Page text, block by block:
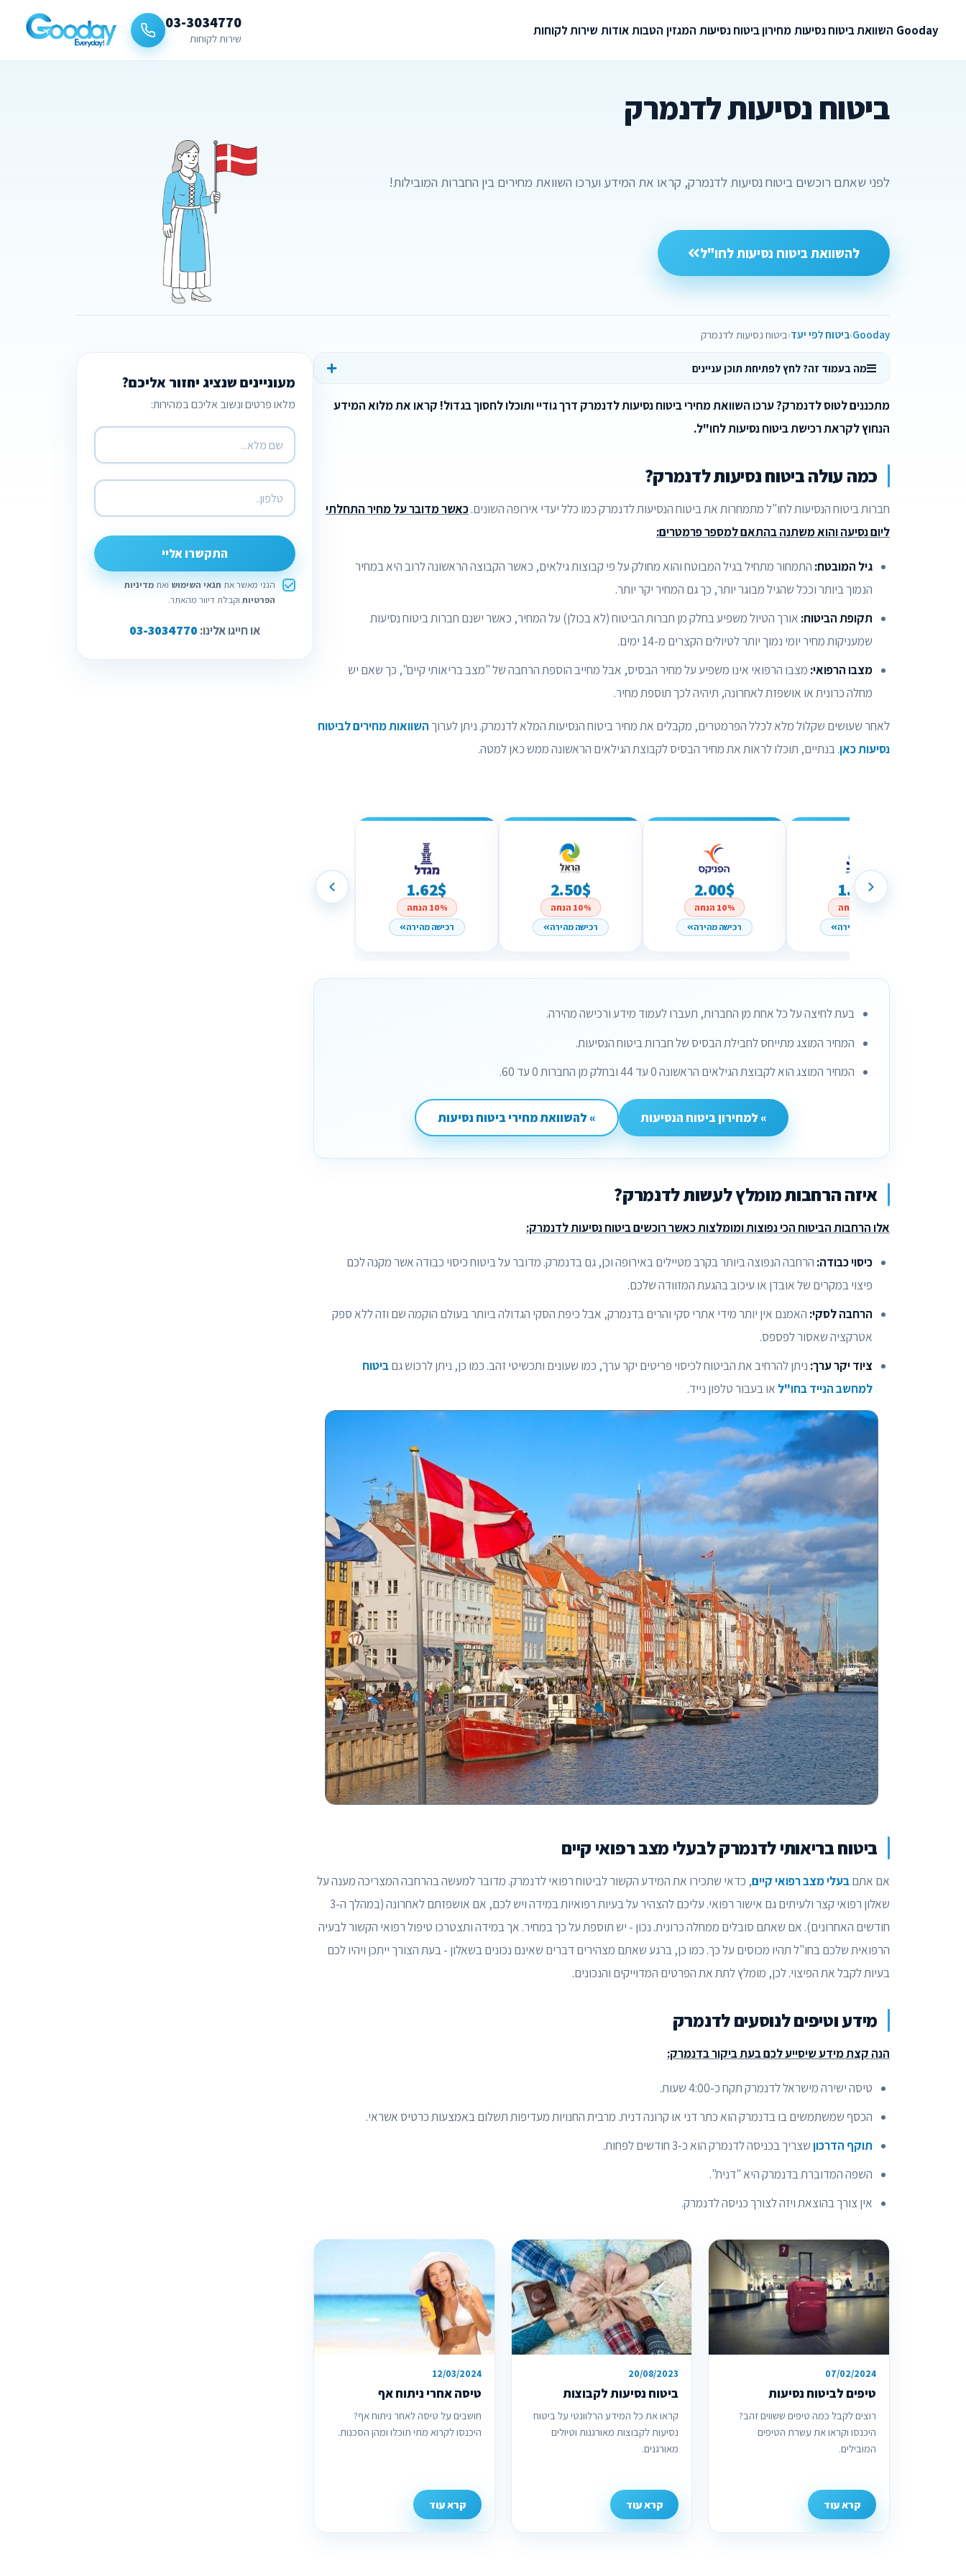
Gooday השוואת ביטוח נסיעותמחירון ביטוח נסיעות המגזין הטבותאודות שירות לקוחות 03-3034770
שירות לקוחות
ביטוח נסיעות לדנמרק
לפני שאתם רוכשים ביטוח נסיעות לדנמרק, קראו את המידע וערכו השוואת מחירים בין החברות המובילות!
להשוואת ביטוח נסיעות לחו"ל
Gooday ביטוח לפי יעד ביטוח נסיעות לדנמרק
מה בעמוד זה? לחץ לפתיחת תוכן עניינים
מתכננים לטוס לדנמרק? ערכו השוואת מחירי ביטוח נסיעות לדנמרק דרך גודיי ותוכלו לחסוך בגדול! קראו את מלוא המידע
הנחוץ לקראת רכישת ביטוח נסיעות לחו"ל.
כמה עולה ביטוח נסיעות לדנמרק?
חברות ביטוח הנסיעות לחו"ל מתמחרות את ביטוח הנסיעות לדנמרק כמו כלל יעדי אירופה השונים.כאשר מדובר על מחיר התחלתי
ליום נסיעה והוא משתנה בהתאם למספר פרמטרים:
גיל המובטח: התמחור מתחיל בגיל המבוטח והוא מחולק על פי קבוצות גילאים, כאשר הקבוצה הראשונה לרוב היא במחיר
הנמוך ביותר וככל שהגיל מבוגר יותר, כך גם המחיר יקר יותר.
תקופת הביטוח: אורך הטיול משפיע בחלק מן חברות הביטוח (לא בכולן) על המחיר, כאשר ישנם חברות ביטוח נסיעות
שמעניקות מחיר יומי נמוך יותר לטיולים הקצרים מ-14 ימים.
מצבו הרפואי: מצבו הרפואי אינו משפיע על מחיר הבסיס, אבל מחייב הוספת הרחבה של "מצב בריאותי קיים", כך שאם יש
מחלה כרונית או אושפזת לאחרונה, תיהיה לכך תוספת מחיר.
לאחר שעושים שקלול מלא לכלל הפרמטרים, מקבלים את מחיר ביטוח הנסיעות המלא לדנמרק. ניתן לערוךהשוואות מחירים לביטוח
נסיעות כאן. בנתיים, תוכלו לראות את מחיר הבסיס לקבוצת הגילאים הראשונה ממש כאן למטה.
1.62$
10% הנחה
רכישה מהירה
2.50$
10% הנחה
רכישה מהירה
2.00$
10% הנחה
רכישה מהירה
1.76$
רכישה מהירה
בעת לחיצה על כל אחת מן החברות, תעברו לעמוד מידע ורכישה מהירה.
המחיר המוצג מתייחס לחבילת הבסיס של חברות ביטוח הנסיעות.
המחיר המוצג הוא לקבוצת הגילאים הראשונה 0 עד 44 ובחלק מן החברות 0 עד 60.
» למחירון ביטוח הנסיעות » להשוואת מחירי ביטוח נסיעות
איזה הרחבות מומלץ לעשות לדנמרק?
אלו הרחבות הביטוח הכי נפוצות ומומלצות כאשר רוכשים ביטוח נסיעות לדנמרק:
כיסוי כבודה: הרחבה הנפוצה ביותר בקרב מטיילים באירופה וכן, גם בדנמרק. מדובר על ביטוח כיסוי כבודה אשר מקנה לכם
פיצוי במקרים של אובדן או עיכוב בהגעת המזוודה שלכם.
הרחבה לסקי: האמנם אין יותר מידי אתרי סקי והרים בדנמרק, אבל כיפת הסקי הגדולה ביותר בעולם הוקמה שם וזה ללא ספק
אטרקציה שאסור לפספס.
ציוד יקר ערך: ניתן להרחיב את הביטוח לכיסוי פריטים יקר ערך, כמו שעונים ותכשיטי זהב. כמו כן, ניתן לרכוש גםביטוח
למחשב הנייד בחו"ל או בעבור טלפון נייד.
ביטוח בריאותי לדנמרק לבעלי מצב רפואי קיים
אם אתםבעלי מצב רפואי קיים, כדאי שתכירו את המידע הקשור לביטוח רפואי לדנמרק. מדובר למעשה בהרחבה המצריכה מענה על
שאלון רפואי קצר ולעיתים גם אישור רפואי. עליכם להצהיר על בעיות רפואיות במידה ויש לכם, אם אושפזתם לאחרונה (במהלך ה-3
חודשים האחרונים). אם שאתם סובלים ממחלה כרונית. נכון - יש תוספת על כך במחיר. אך במידה ותצטרכו טיפול רפואי הקשור לבעיה
הרפואית שלכם בחו"ל תהיו מכוסים על כך. כמו כן, ברגע שאתם מצהירים דברים שאינם נכונים בשאלון - בעת הצורך ייתכן ויהיו לכם
בעיות לקבל את הפיצוי. לכן, מומלץ לתת את הפרטים המדוייקים והנכונים.
מידע וטיפים לנוסעים לדנמרק
הנה קצת מידע שיסייע לכם בעת ביקור בדנמרק:
טיסה ישירה מישראל לדנמרק תקח כ-4:00 שעות.
הכסף שמשתמשים בו בדנמרק הוא כתר דני או קרונה דנית. מרבית החנויות מעדיפות תשלום באמצעות כרטיס אשראי.
תוקף הדרכוןשצריך בכניסה לדנמרק הוא כ-3 חודשים לפחות.
השפה המדוברת בדנמרק היא "דנית".
אין צורך בהוצאת ויזה לצורך כניסה לדנמרק.
07/02/2024
טיפים לביטוח נסיעות
רוצים לקבל כמה טיפים ששווים זהב?
היכנסו וקראו את עשרת הטיפים
המובילים.
קרא עוד
20/08/2023
ביטוח נסיעות לקבוצות
קראו את כל המידע הרלוונטי על ביטוח
נסיעות לקבוצות מאורגנות וטיולים
מאורגנים.
קרא עוד
12/03/2024
טיסה אחרי ניתוח אף
חושבים על טיסה לאחר ניתוח אף?
היכנסו לקרוא מתי תוכלו ומהן הסכנות.
קרא עוד
מעוניינים שנציג יחזור אליכם?
מלאו פרטים ונשוב אליכם במהירות:
התקשרו אליי
הנני מאשר את תנאי השימוש ואתמדיניות
הפרטיות וקבלת דיוור מהאתר.
או חייגו אלינו: 03-3034770